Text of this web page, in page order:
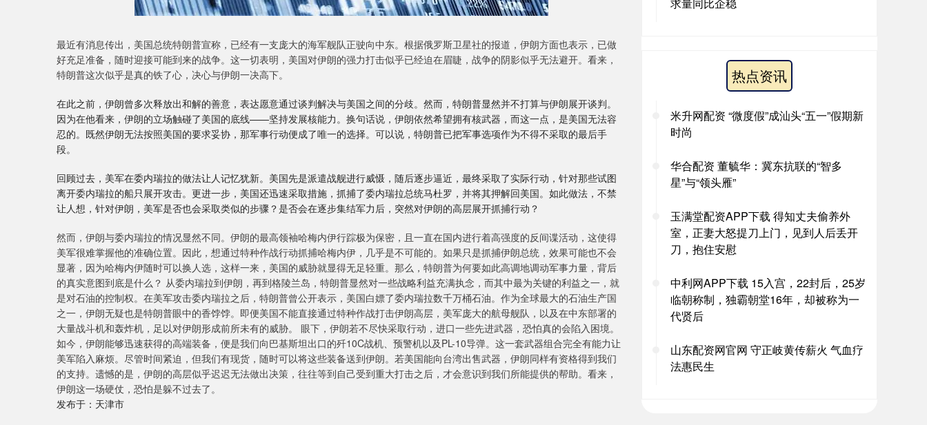
最近有消息传出，美国总统特朗普宣称，已经有一支庞大的海军舰队正驶向中东。根据俄罗斯卫星社的报道，伊朗方面也表示，已做
好充足准备，随时迎接可能到来的战争。这一切表明，美国对伊朗的强力打击似乎已经迫在眉睫，战争的阴影似乎无法避开。看来，
特朗普这次似乎是真的铁了心，决心与伊朗一决高下。
在此之前，伊朗曾多次释放出和解的善意，表达愿意通过谈判解决与美国之间的分歧。然而，特朗普显然并不打算与伊朗展开谈判。
因为在他看来，伊朗的立场触碰了美国的底线——坚持发展核能力。换句话说，伊朗依然希望拥有核武器，而这一点，是美国无法容
忍的。既然伊朗无法按照美国的要求妥协，那军事行动便成了唯一的选择。可以说，特朗普已把军事选项作为不得不采取的最后手
段。
回顾过去，美军在委内瑞拉的做法让人记忆犹新。美国先是派遣战舰进行威慑，随后逐步逼近，最终采取了实际行动，针对那些试图
离开委内瑞拉的船只展开攻击。更进一步，美国还迅速采取措施，抓捕了委内瑞拉总统马杜罗，并将其押解回美国。如此做法，不禁
让人想，针对伊朗，美军是否也会采取类似的步骤？是否会在逐步集结军力后，突然对伊朗的高层展开抓捕行动？
然而，伊朗与委内瑞拉的情况显然不同。伊朗的最高领袖哈梅内伊行踪极为保密，且一直在国内进行着高强度的反间谍活动，这使得
美军很难掌握他的准确位置。因此，想通过特种作战行动抓捕哈梅内伊，几乎是不可能的。如果只是抓捕伊朗总统，效果可能也不会
显著，因为哈梅内伊随时可以换人选，这样一来，美国的威胁就显得无足轻重。那么，特朗普为何要如此高调地调动军事力量，背后
的真实意图到底是什么？ 从委内瑞拉到伊朗，再到格陵兰岛，特朗普显然对一些战略利益充满执念，而其中最为关键的利益之一，就
是对石油的控制权。在美军攻击委内瑞拉之后，特朗普曾公开表示，美国白嫖了委内瑞拉数千万桶石油。作为全球最大的石油生产国
之一，伊朗无疑也是特朗普眼中的香饽饽。即便美国不能直接通过特种作战打击伊朗高层，美军庞大的航母舰队，以及在中东部署的
大量战斗机和轰炸机，足以对伊朗形成前所未有的威胁。 眼下，伊朗若不尽快采取行动，进口一些先进武器，恐怕真的会陷入困境。
如今，伊朗能够迅速获得的高端装备，便是我们向巴基斯坦出口的歼10C战机、预警机以及PL-10导弹。这一套武器组合完全有能力让
美军陷入麻烦。尽管时间紧迫，但我们有现货，随时可以将这些装备送到伊朗。若美国能向台湾出售武器，伊朗同样有资格得到我们
的支持。遗憾的是，伊朗的高层似乎迟迟无法做出决策，往往等到自己受到重大打击之后，才会意识到我们所能提供的帮助。看来，
伊朗这一场硬仗，恐怕是躲不过去了。
发布于：天津市
热点资讯
米升网配资 “微度假”成汕头“五一”假期新
时尚
华合配资 董毓华：冀东抗联的“智多
星”与“领头雁”
玉满堂配资APP下载 得知丈夫偷养外
室，正妻大怒提刀上门，见到人后丢开
刀，抱住安慰
中利网APP下载 15入宫，22封后，25岁
临朝称制，独霸朝堂16年，却被称为一
代贤后
山东配资网官网 守正岐黄传薪火 气血疗
法惠民生